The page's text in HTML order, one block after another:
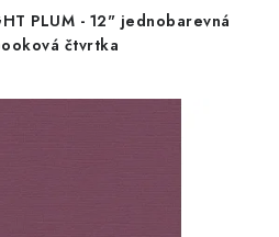
PLUM - 12" jednobarevná
čtvrtka